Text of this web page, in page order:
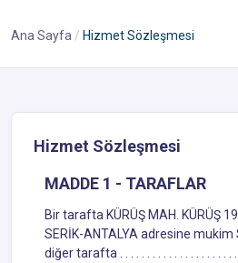
Ana Sayfa Hizmet Sözleşmesi
Hizmet Sözleşmesi
MADDE 1 - TARAFLAR
Bir tarafta KÜRÜŞ MAH. KÜRÜŞ
SERİK-ANTALYA adresine
diğer tarafta . . . . . . . . . . . . . . . . . . . . . . .